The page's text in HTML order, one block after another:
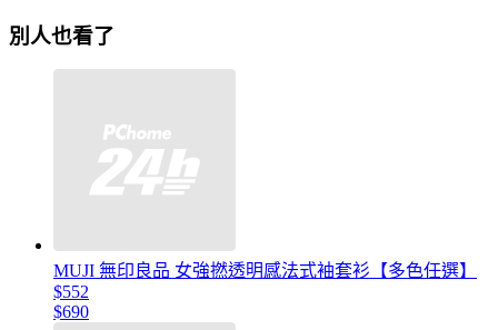
別人也看了
MUJI 無印良品 女強撚透明感法式袖套衫【多色任選】
$552
$690